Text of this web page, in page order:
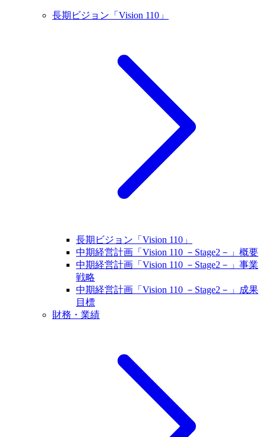
長期ビジョン「Vision 110」
長期ビジョン「Vision 110」
中期経営計画「Vision 110 －Stage2－」概要
中期経営計画「Vision 110 －Stage2－」事業
戦略
中期経営計画「Vision 110 －Stage2－」成果
目標
財務・業績